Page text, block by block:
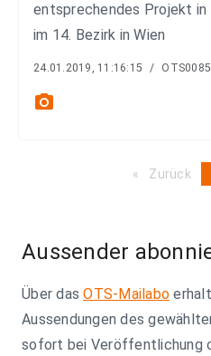
entsprechendes Projekt in
im 14. Bezirk in Wien
24.01.2019, 11:16:15 / OTS0085
photo_camera
Zurück
Aussender
Über dasOTS-Mailabo
Aussendungen des
sofort bei Veröffentlichung